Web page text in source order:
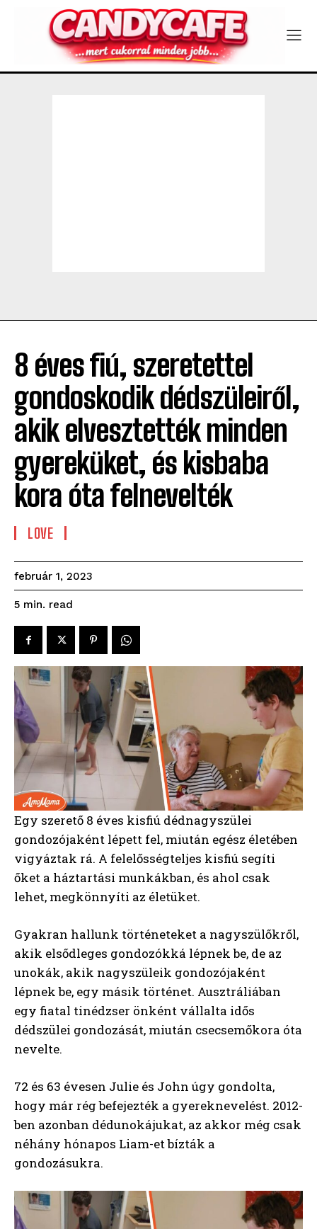
8 éves fiú, szeretettel
gondoskodik dédszüleiről,
akik elvesztették minden
gyereküket, és kisbaba
kora óta felnevelték
LOVE
február 1, 2023
5 min. read
Egy szerető 8 éves kisfiú dédnagyszülei
gondozójaként lépett fel, miután egész életében
vigyáztak rá. A felelősségteljes kisfiú segíti
őket a háztartási munkákban, és ahol csak
lehet, megkönnyíti az életüket.
Gyakran hallunk történeteket a nagyszülőkről,
akik elsődleges gondozókká lépnek be, de az
unokák, akik nagyszüleik gondozójaként
lépnek be, egy másik történet. Ausztráliában
egy fiatal tinédzser önként vállalta idős
dédszülei gondozását, miután csecsemőkora óta
nevelte.
72 és 63 évesen Julie és John úgy gondolta,
hogy már rég befejezték a gyereknevelést. 2012-
ben azonban dédunokájukat, az akkor még csak
néhány hónapos Liam-et bízták a
gondozásukra.